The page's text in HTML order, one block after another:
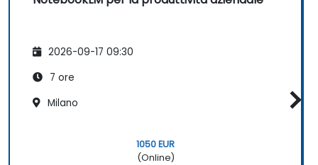
2026-09-17 09:30
7 ore
Milano
1050 EUR
(Online)